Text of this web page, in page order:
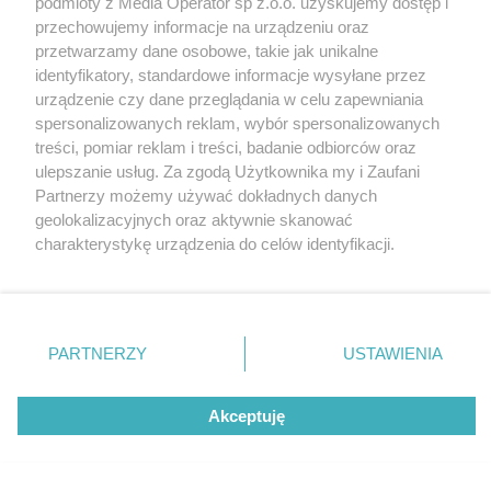
Tarnowskie Góry
Ruda Śląska
Świętochłowice
Tychy
Bytom
Katowice
Gliwice
Zabrze
Zagłębie
Newsletter
Reklama
przechowujemy informacje na urządzeniu oraz
przetwarzamy dane osobowe, takie jak unikalne
identyfikatory, standardowe informacje wysyłane przez
urządzenie czy dane przeglądania w celu zapewniania
spersonalizowanych reklam, wybór spersonalizowanych
treści, pomiar reklam i treści, badanie odbiorców oraz
ulepszanie usług. Za zgodą Użytkownika my i Zaufani
Partnerzy możemy używać dokładnych danych
geolokalizacyjnych oraz aktywnie skanować
charakterystykę urządzenia do celów identyfikacji.
zmienić/wycofać klikając przycisk ustawień prywatności
znajdujący się w lewym dolnym rogu strony
rodzaje przetwarzania danych nie wymagają zgody
użytkownika, ale masz prawo sprzeciwić się takiemu
przetwarzaniu. Preferencje będą miały zastosowania tylko
PARTNERZY USTAWIENIA
Akceptuję